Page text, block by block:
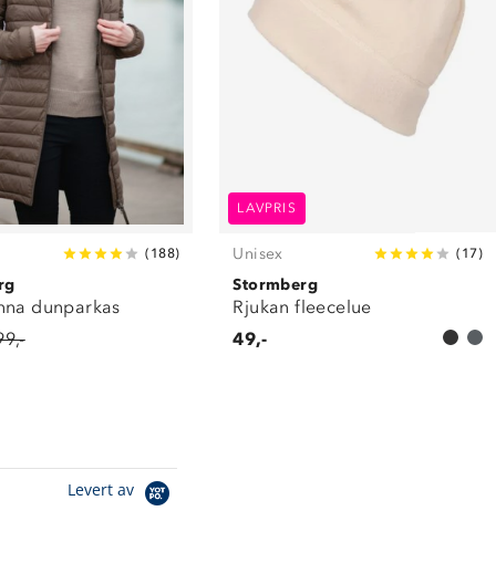
( 188)
dunparkas
LAVPRIS
Unisex ( 17)
Stormberg
Rjukan fleecelue
49,-
Levert av